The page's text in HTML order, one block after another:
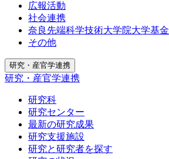
広報活動
社会連携
奈良先端科学技術大学院大学基金
その他
研究・産官学連携
研究・産官学連携
研究科
研究センター
最新の研究成果
研究支援施設
研究と研究者を探す